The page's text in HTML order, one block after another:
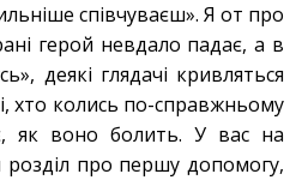
співчуваєш». Я от про
герой невдало падає, а в
деякі глядачі кривляться
хто колись по-справжньому
як воно болить. У вас на
розділ про першу допомогу,